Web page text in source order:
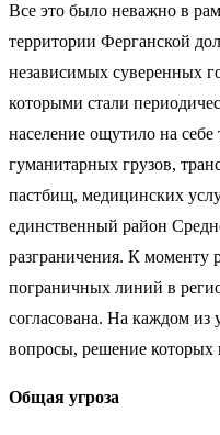
Все это было неважно в
территории Ферганской
независимых суверенных
которыми стали
население ощутило на
гуманитарных грузов,
пастбищ, медицинских
единственный район
разграничения. К моменту
пограничных линий в
согласована. На каждом из
вопросы, решение которых
Общая угроза